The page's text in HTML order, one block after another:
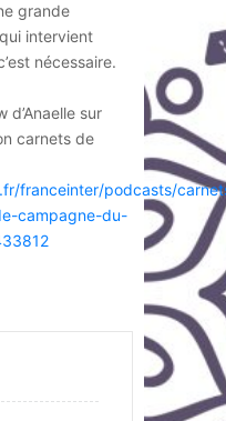
grande
intervient
nécessaire.
sur
carnets de
franceinter/podcasts/
campagne-du-